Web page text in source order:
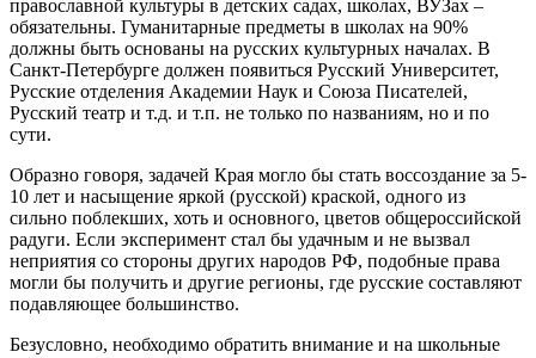
православной культуры в детских садах, школах, ВУЗах –
обязательны. Гуманитарные предметы в школах на 90%
должны быть основаны на русских культурных началах. В
Санкт-Петербурге должен появиться Русский Университет,
Русские отделения Академии Наук и Союза Писателей,
Русский театр и т.д. и т.п. не только по названиям, но и по
сути.
Образно говоря, задачей Края могло бы стать воссоздание за 5-
10 лет и насыщение яркой (русской) краской, одного из
сильно поблекших, хоть и основного, цветов общероссийской
радуги. Если эксперимент стал бы удачным и не вызвал
неприятия со стороны других народов РФ, подобные права
могли бы получить и другие регионы, где русские составляют
подавляющее большинство.
Безусловно, необходимо обратить внимание и на школьные